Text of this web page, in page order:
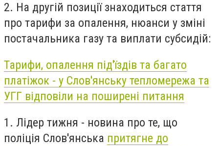
2. На другій позиції знаходиться стаття
про тарифи за опалення, нюанси у зміні
постачальника газу та виплати субсидій:
Тарифи, опалення під'їздів та багато
платіжок - у Слов'янську тепломережа та
УГГ відповіли на поширені питання
1. Лідер тижня - новина про те, що
поліція Слов'янська притягне до